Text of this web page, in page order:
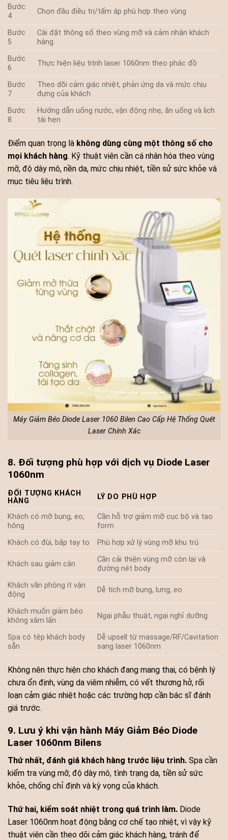
Bước
4
Chọn đầu điều trị/tấm áp phù hợp theo vùng
Bước
5
Cài đặt thông số theo vùng mỡ và cảm nhận khách
hàng
Bước
6
Thực hiện liệu trình laser 1060nm theo phác đồ
Bước
7
Theo dõi cảm giác nhiệt, phản ứng da và mức chịu
đựng của khách
Bước
8
Hướng dẫn uống nước, vận động nhẹ, ăn uống và lịch
tái hẹn
Điểm quan trọng là không dùng cùng một thông số cho
mọi khách hàng. Kỹ thuật viên cần cá nhân hóa theo vùng
mỡ, độ dày mô, nền da, mức chịu nhiệt, tiền sử sức khỏe và
mục tiêu liệu trình.
Máy Giảm Béo Diode Laser 1060 Bilen Cao Cấp Hệ Thống Quét
Laser Chính Xác
8. Đối tượng phù hợp với dịch vụ Diode Laser
1060nm
ĐỐI TƯỢNG KHÁCH
HÀNG
LÝ DO PHÙ HỢP
Khách có mỡ bụng, eo,
hông
Cần hỗ trợ giảm mỡ cục bộ và tạo
form
Khách có đùi, bắp tay to
Phù hợp xử lý vùng mỡ khu trú
Khách sau giảm cân
Cần cải thiện vùng mỡ còn lại và
đường nét body
Khách văn phòng ít vận
động
Dễ tích mỡ bụng, lưng, eo
Khách muốn giảm béo
không xâm lấn
Ngại phẫu thuật, ngại nghỉ dưỡng
Spa có tệp khách body
sẵn
Dễ upsell từ massage/RF/Cavitation
sang laser 1060nm
Không nên thực hiện cho khách đang mang thai, có bệnh lý
chưa ổn định, vùng da viêm nhiễm, có vết thương hở, rối
loạn cảm giác nhiệt hoặc các trường hợp cần bác sĩ đánh
giá trước.
9. Lưu ý khi vận hành Máy Giảm Béo Diode
Laser 1060nm Bilens
Thứ nhất, đánh giá khách hàng trước liệu trình. Spa cần
kiểm tra vùng mỡ, độ dày mô, tình trạng da, tiền sử sức
khỏe, chống chỉ định và kỳ vọng của khách.
Thứ hai, kiểm soát nhiệt trong quá trình làm. Diode
Laser 1060nm hoạt động bằng cơ chế tạo nhiệt, vì vậy kỹ
thuật viên cần theo dõi cảm giác khách hàng, tránh để